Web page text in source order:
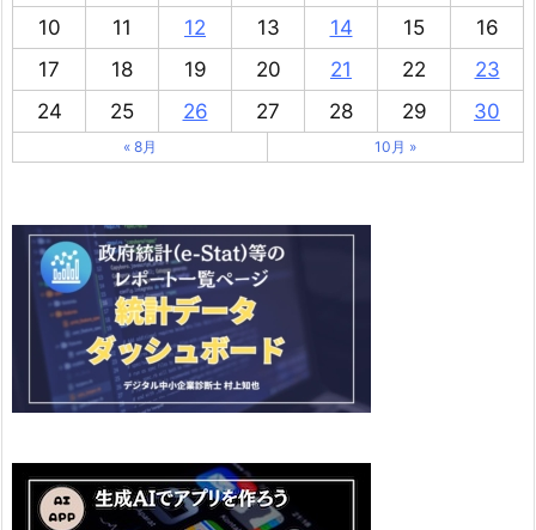
10
11 12 13 14 15
16
17
18 19 20 21 22
23
24
25 26 27 28 29 30
« 8月 10月 »